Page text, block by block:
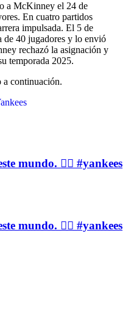
a McKinney el 24 de
En cuatro partidos
impulsada. El 5 de
de 40 jugadores y lo envió
rechazó la asignación y
temporada 2025.
a continuación.
mundo. 👨‍⚖️ #yankees
mundo. 👨‍⚖️ #yankees